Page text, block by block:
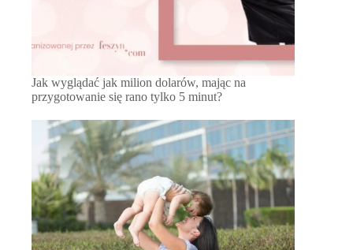
Jak wyglądać jak milion dolarów, mając na
przygotowanie się rano tylko 5 minut?